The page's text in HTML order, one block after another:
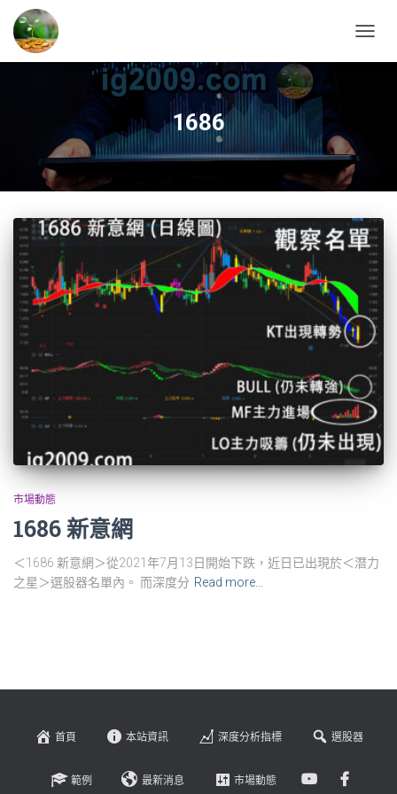
1686
市場動態
1686 新意網
＜1686 新意網＞從2021年7月13日開始下跌，近日已出現於＜潛力
之星＞選股器名單內。 而深度分 Read more…
首頁 本站資訊 深度分析指標 選股器
範例 最新消息 市場動態